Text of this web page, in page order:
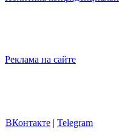
Реклама на сайте
ВКонтакте | Telegram